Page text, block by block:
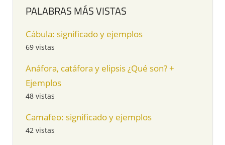
PALABRAS MÁS VISTAS
Cábula: significado y ejemplos
69 vistas
Anáfora, catáfora y elipsis ¿Qué son? +
Ejemplos
48 vistas
Camafeo: significado y ejemplos
42 vistas